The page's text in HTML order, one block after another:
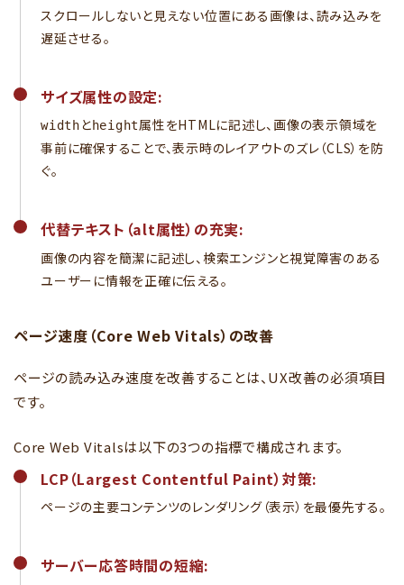
スクロールしないと見えない位置にある画像は、読み込みを
遅延させる。
サイズ属性の設定:
widthとheight属性をHTMLに記述し、画像の表示領域を
事前に確保することで、表示時のレイアウトのズレ（CLS）を防
ぐ。
代替テキスト（alt属性）の充実:
画像の内容を簡潔に記述し、検索エンジンと視覚障害のある
ユーザーに情報を正確に伝える。
ページ速度（Core Web Vitals）の改善
ページの読み込み速度を改善することは、UX改善の必須項目
です。
Core Web Vitalsは以下の3つの指標で構成されます。
LCP（Largest Contentful Paint）対策:
ページの主要コンテンツのレンダリング（表示）を最優先する。
サーバー応答時間の短縮: